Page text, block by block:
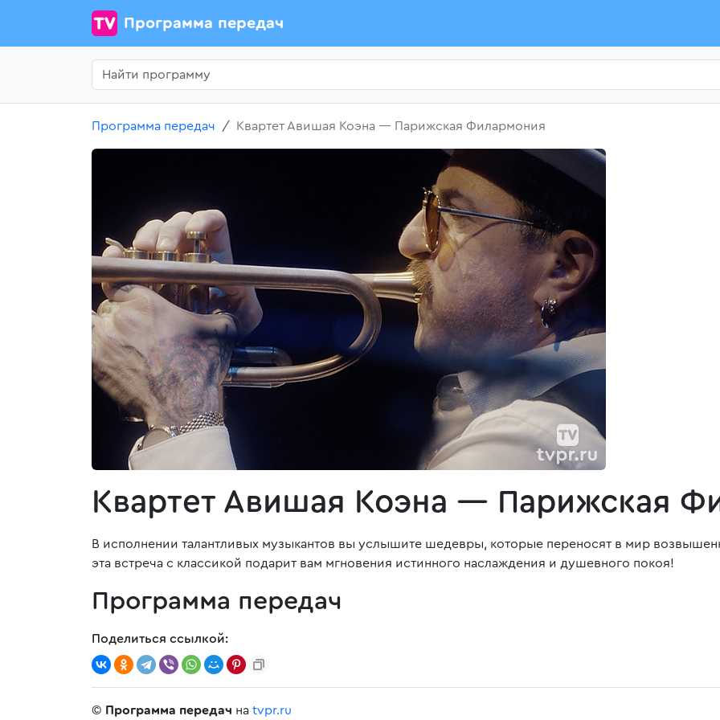
Программа передач
Программа передач Квартет Авишая Коэна — Парижская Филармония
Квартет Авишая Коэна — Парижская
В исполнении талантливых музыкантов вы услышите шедевры, которые переносят в мир
эта встреча с классикой подарит вам мгновения истинного наслаждения и душевного покоя!
Программа передач
Поделиться ссылкой:
© Программа передач на tvpr.ru